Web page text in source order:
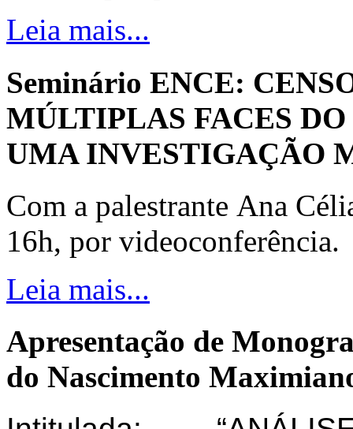
Leia mais...
Seminário ENCE:
MÚLTIPLAS FACES
UMA INVESTIGAÇÃO
Com a palestrante Ana
16h, por videoconferência.
Leia mais...
Apresentação de
do Nascimento